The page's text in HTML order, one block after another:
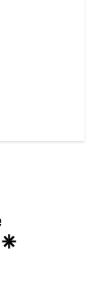
youtube-
footer
twitter